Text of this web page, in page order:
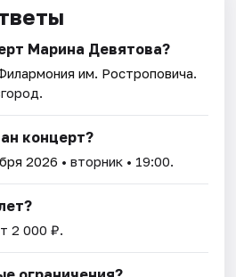
Марина Девятова?
им. Ростроповича.
концерт?
2026 • вторник • 19:00.
2 000 ₽.